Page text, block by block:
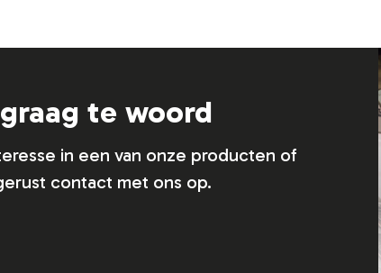
te woord
in een van onze producten of
contact met ons op.